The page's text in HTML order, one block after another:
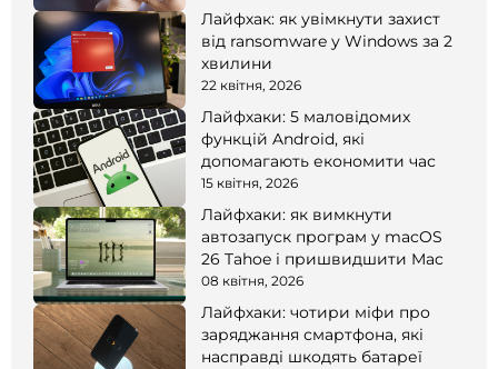
Лайфхак: як увімкнути захист
від ransomware у Windows за 2
хвилини
22 квітня, 2026
Лайфхаки: 5 маловідомих
функцій Android, які
допомагають економити час
15 квітня, 2026
Лайфхаки: як вимкнути
автозапуск програм у macOS
26 Tahoe і пришвидшити Mac
08 квітня, 2026
Лайфхаки: чотири міфи про
заряджання смартфона, які
насправді шкодять батареї